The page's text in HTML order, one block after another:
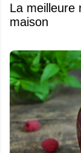
La meilleure
maison